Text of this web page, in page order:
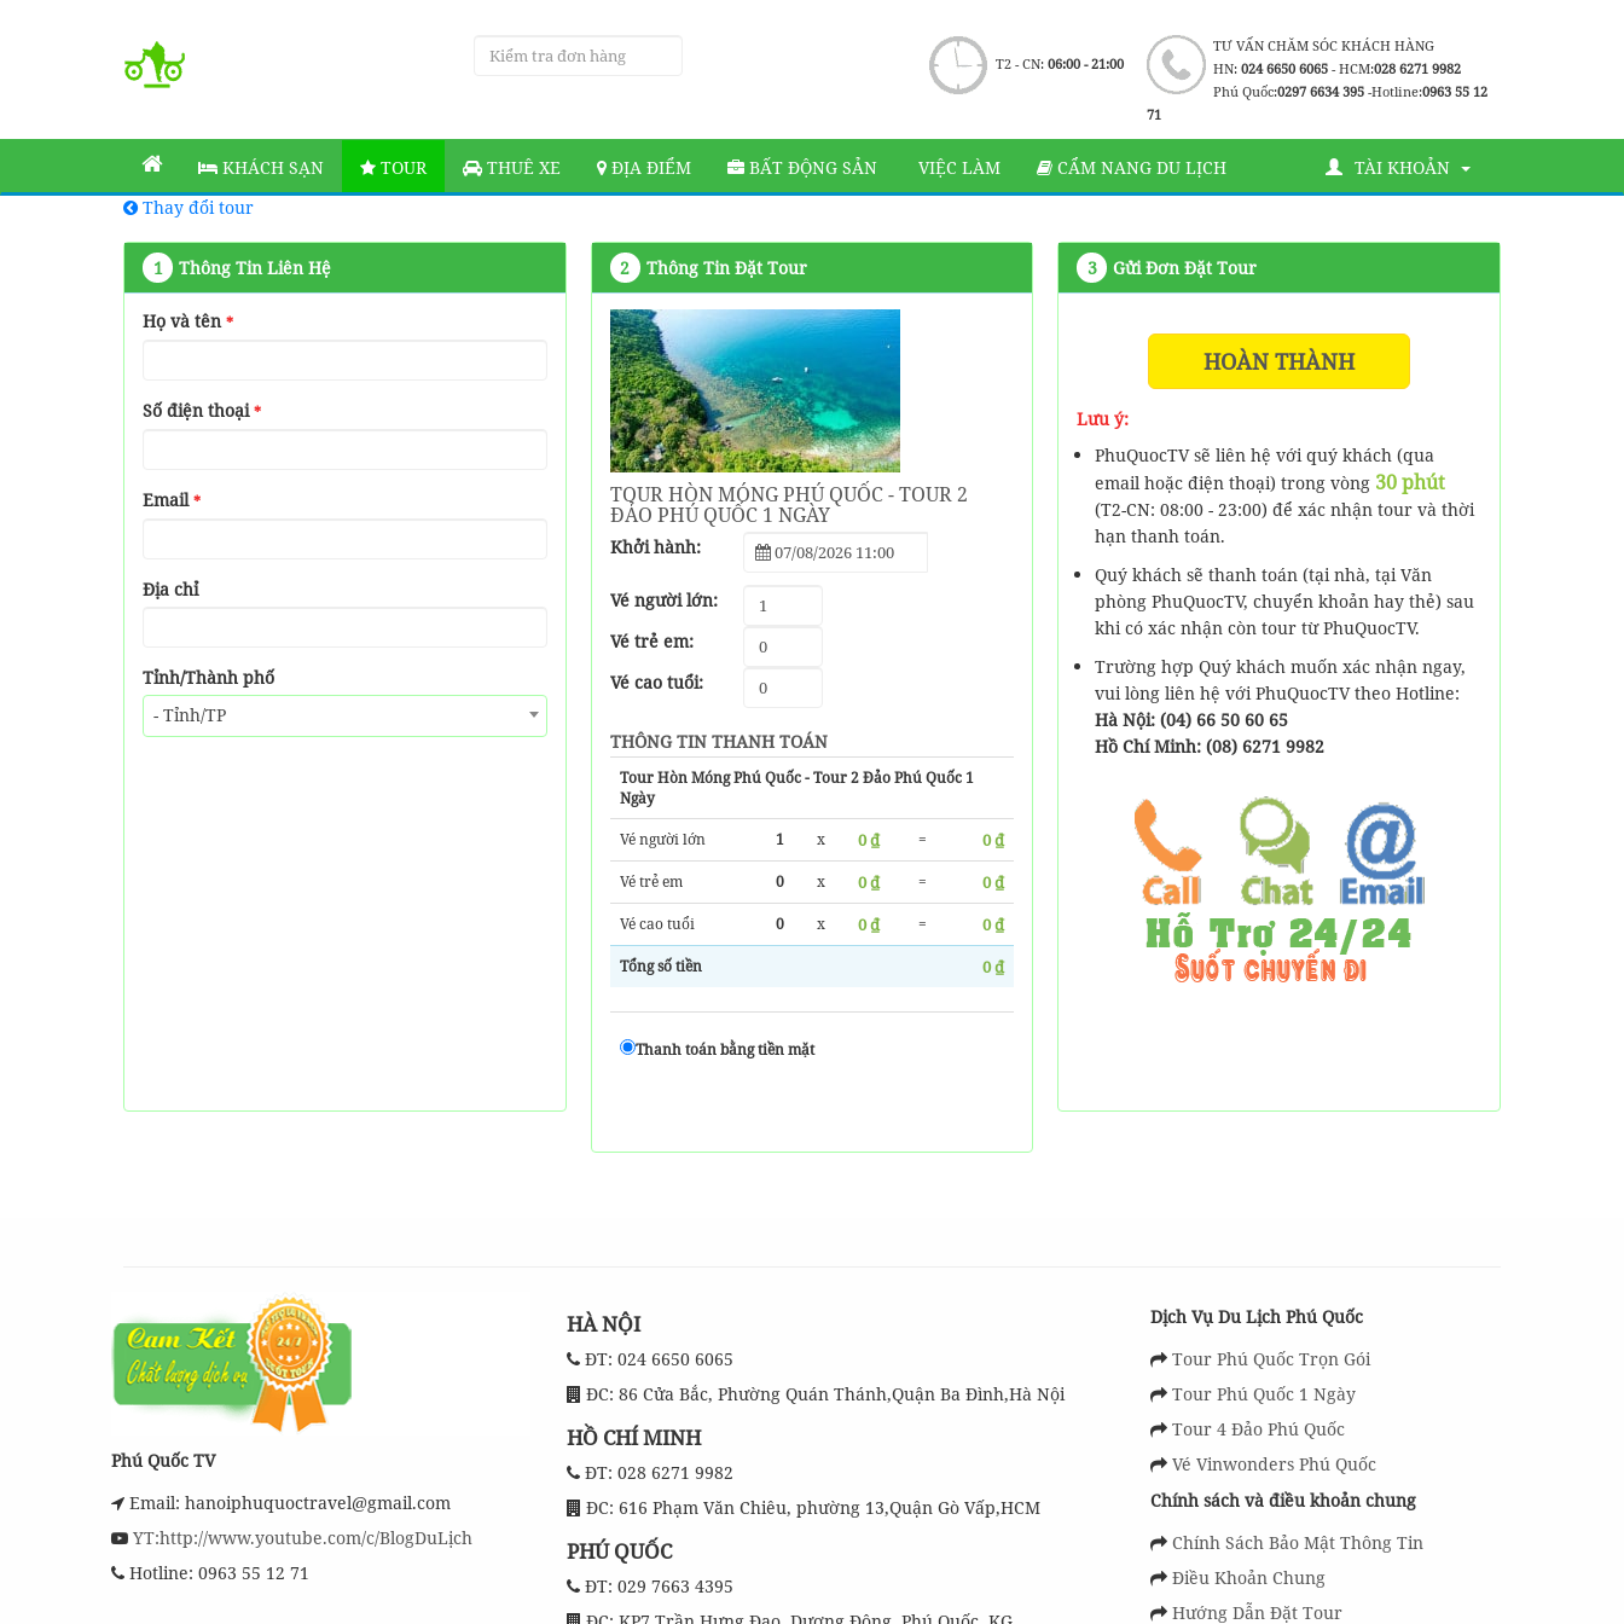
TƯ VẤN CHĂM SÓC KHÁCH HÀNG
HN: 024 6650 6065- HCM:028 6271 9982
Phú Quốc:0297 6634 395 -Hotline:0963 55 12
71
T2 - CN: 06:00 - 21:00
KHÁCH SẠN TOUR THUÊ XE ĐỊA ĐIỂM BẤT ĐỘNG SẢN VIỆC LÀM CẨM NANG DU LỊCH
TÀI KHOẢN
Thay đổi tour
1 Thông Tin Liên Hệ
Họ và tên*
Số điện thoại*
Email*
Địa chỉ
Tỉnh/Thành phố
- Tỉnh/TP
2 Thông Tin Đặt Tour
TOUR HÒN MÓNG PHÚ QUỐC - TOUR 2
ĐẢO PHÚ QUỐC 1 NGÀY
Khởi hành:
Vé người lớn:
Vé trẻ em:
Vé cao tuổi:
THÔNG TIN THANH TOÁN
Tour Hòn Móng Phú Quốc - Tour 2 Đảo Phú Quốc 1
Ngày
Vé người lớn
1 x 0 ₫ = 0 ₫
Vé trẻ em 0 x 0 ₫ = 0 ₫
Vé cao tuổi 0 x 0 ₫ = 0 ₫
Tổng số tiền 0 ₫
Thanh toán bằng tiền mặt
3 Gửi Đơn Đặt Tour
HOÀN THÀNH
Lưu ý:
PhuQuocTV sẽ liên hệ với quý khách (qua
email hoặc điện thoại) trong vòng 30 phút
(T2-CN: 08:00 - 23:00) để xác nhận tour và thời
hạn thanh toán.
Quý khách sẽ thanh toán (tại nhà, tại Văn
phòng PhuQuocTV, chuyển khoản hay thẻ) sau
khi có xác nhận còn tour từ PhuQuocTV.
Trường hợp Quý khách muốn xác nhận ngay,
vui lòng liên hệ với PhuQuocTV theo Hotline:
Hà Nội: (04) 66 50 60 65
Hồ Chí Minh: (08) 6271 9982
Phú Quốc TV
Email: hanoiphuquoctravel@gmail.com
YT:http://www.youtube.com/c/BlogDuLịch
Hotline: 0963 55 12 71
HÀ NỘI
ĐT: 024 6650 6065
ĐC: 86 Cửa Bắc, Phường Quán Thánh,Quận Ba Đình,Hà Nội
HỒ CHÍ MINH
ĐT: 028 6271 9982
ĐC: 616 Phạm Văn Chiêu, phường 13,Quận Gò Vấp,HCM
PHÚ QUỐC
ĐT: 029 7663 4395
Dịch Vụ Du Lịch Phú Quốc
Tour Phú Quốc Trọn Gói
Tour Phú Quốc 1 Ngày
Tour 4 Đảo Phú Quốc
Vé Vinwonders Phú Quốc
Chính sách và điều khoản chung
Chính Sách Bảo Mật Thông Tin
Điều Khoản Chung
Hướng Dẫn Đặt Tour